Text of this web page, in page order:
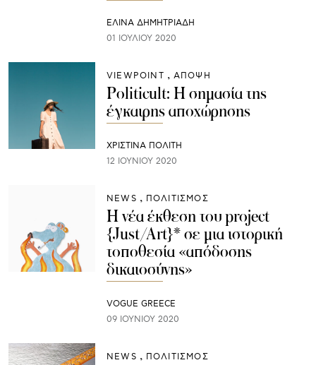
ΕΛΙΝΑ ΔΗΜΗΤΡΙΑΔΗ
01 ΙΟΥΛΊΟΥ 2020
VIEWPOINT ΑΠΟΨΗ
Politicult: Η σημασία της
έγκαιρης αποχώρησης
ΧΡΙΣΤΙΝΑ ΠΟΛΙΤΗ
12 ΙΟΥΝΊΟΥ 2020
NEWS ΠΟΛΙΤΙΣΜΟΣ
Η νέα έκθεση του project
{Just/Art}* σε μια ιστορική
τοποθεσία «απόδοσης
δικαιοσύνης»
VOGUE GREECE
09 ΙΟΥΝΊΟΥ 2020
NEWS ΠΟΛΙΤΙΣΜΟΣ